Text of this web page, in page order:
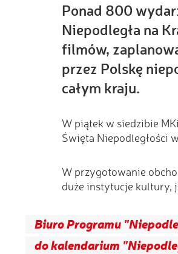
Ponad 800
Niepodległa na
filmów,
przez Polskę
całym kraju.
W piątek w siedzibie
Święta Niepodległości
W przygotowanie
duże instytucje kultury,
Biuro Programu
do kalendarium